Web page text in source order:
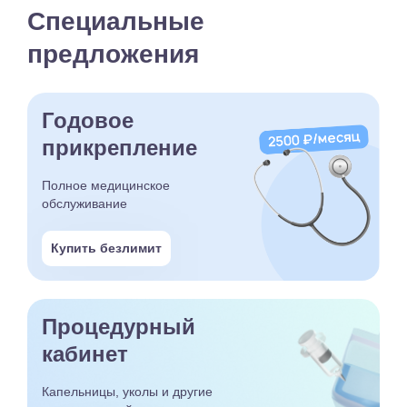
Специальные
предложения
Годовое
прикрепление
Полное медицинское
обслуживание
Купить безлимит
Процедурный
кабинет
Капельницы, уколы и другие